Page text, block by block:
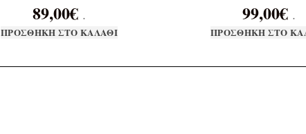
89,00€ .
ΠΡΟΣΘΉΚΗ ΣΤΟ ΚΑΛΆΘΙ
99,00€ .
ΠΡΟΣΘΉΚΗ ΣΤΟ